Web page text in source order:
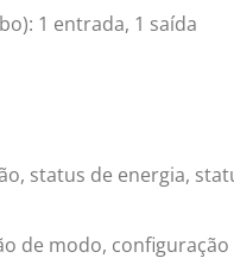
1 entrada, 1 saída
status de energia,
de modo,